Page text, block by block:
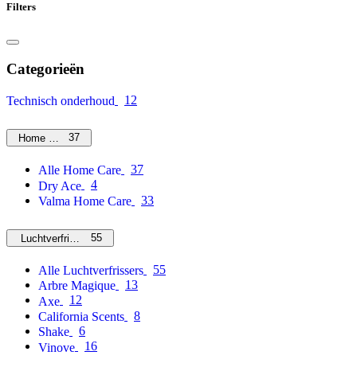
Filters
Categorieën
Technisch onderhoud 12
Home Care37
Alle Home Care
37
Dry Ace
4
Valma Home Care
33
Luchtverfrissers55
Alle Luchtverfrissers
55
Arbre Magique
13
Axe
12
California Scents
8
Shake
6
Vinove
16